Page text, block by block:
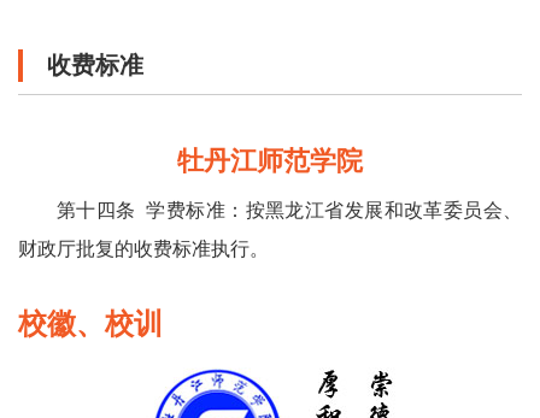
收费标准
牡丹江师范学院
第十四条 学费标准：按黑龙江省发展和改革委员会、
财政厅批复的收费标准执行。
校徽、校训